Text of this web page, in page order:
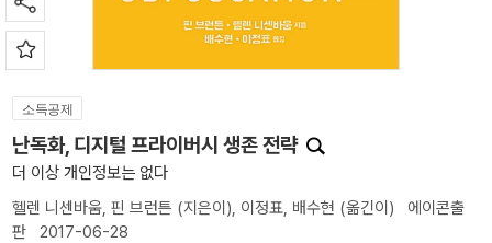
소득공제
난독화, 디지털 프라이버시 생존 전략
더 이상 개인정보는 없다
헬렌 니센바움, 핀 브런튼 (지은이), 이정표, 배수현 (옮긴이) 에이콘출
판 2017-06-28